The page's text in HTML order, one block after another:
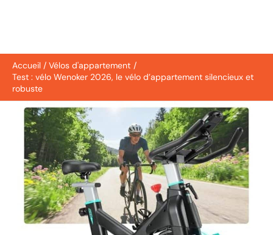
Accueil
Vélos d'appartement
Test : vélo Wenoker 2026, le vélo d’appartement silencieux et
robuste